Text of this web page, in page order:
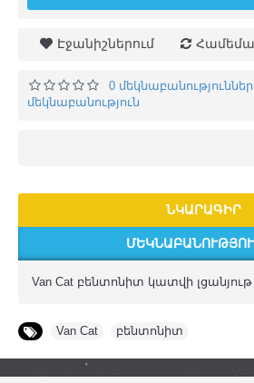
Էջանիշներում
0
մեկնաբանություն
ՆԿԱՐԱԳԻՐ
Van Cat բենտոնիտ կատվի լցանյութ
Van Cat բենտոնիտ